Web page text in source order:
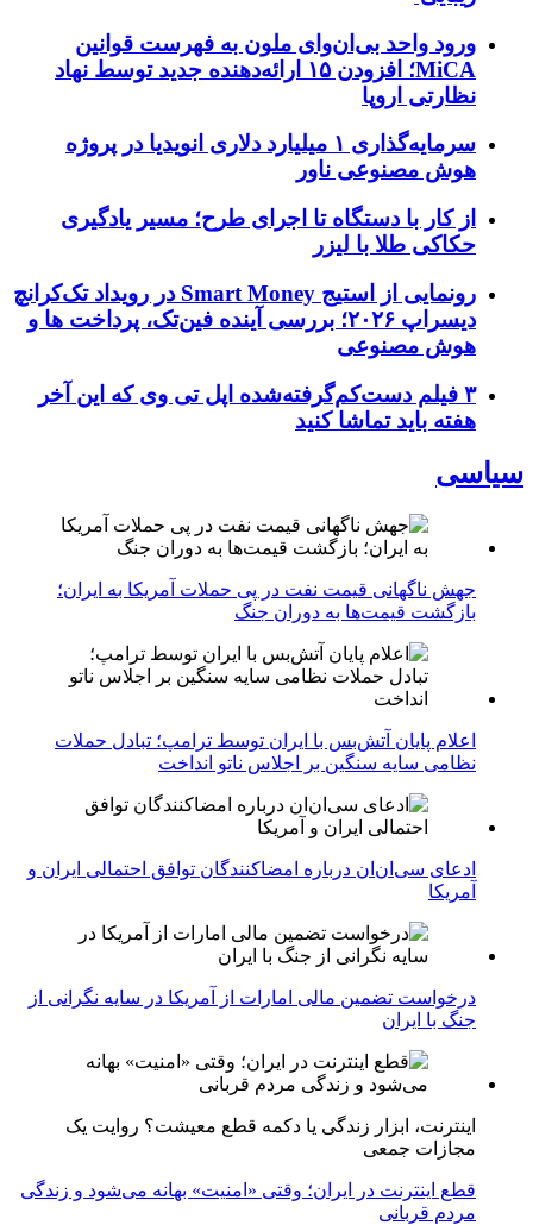
ورود واحد بی‌ان‌وای ملون به فهرست قوانین
MiCA؛ افزودن ۱۵ ارائه‌دهنده جدید توسط نهاد
نظارتی اروپا
سرمایه‌گذاری ۱ میلیارد دلاری انویدیا در پروژه
هوش مصنوعی ناور
از کار با دستگاه تا اجرای طرح؛ مسیر یادگیری
حکاکی طلا با لیزر
رونمایی از استیج Smart Money در رویداد تک‌کرانچ
دیسراپ ۲۰۲۶؛ بررسی آینده فین‌تک، پرداخت‌ ها و
هوش مصنوعی
۳ فیلم دست‌کم‌گرفته‌شده اپل تی وی که این آخر
هفته باید تماشا کنید
سیاسی
جهش ناگهانی قیمت نفت در پی حملات آمریکا به ایران؛
بازگشت قیمت‌ها به دوران جنگ
اعلام پایان آتش‌بس با ایران توسط ترامپ؛ تبادل حملات
نظامی سایه سنگین بر اجلاس ناتو انداخت
ادعای سی‌ان‌ان درباره امضاکنندگان توافق احتمالی ایران و
آمریکا
درخواست تضمین مالی امارات از آمریکا در سایه نگرانی از
جنگ با ایران
اینترنت، ابزار زندگی یا دکمه قطع معیشت؟ روایت یک
مجازات جمعی
قطع اینترنت در ایران؛ وقتی «امنیت» بهانه می‌شود و زندگی
مردم قربانی